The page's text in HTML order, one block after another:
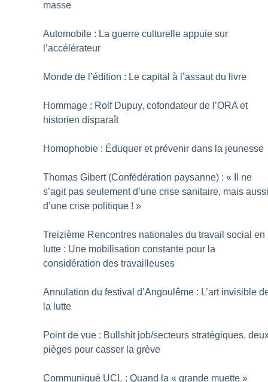
masse
Automobile : La guerre culturelle appuie sur
l’accélérateur
Monde de l’édition : Le capital à l’assaut du livre
Hommage : Rolf Dupuy, cofondateur de l’ORA et
historien disparaît
Homophobie : Éduquer et prévenir dans la jeunesse
Thomas Gibert (Confédération paysanne) : «
Il ne
s’agit pas seulement d’une crise sanitaire, mais
d’une crise politique ! »
Treizième Rencontres nationales du travail social en
lutte : Une mobilisation constante pour la
considération des travailleuses
Annulation du festival d’Angoulême : L’art invisible
la lutte
Point de vue : Bullshit job/secteurs stratégiques,
pièges pour casser la grève
Communiqué UCL : Quand la « grande muette »